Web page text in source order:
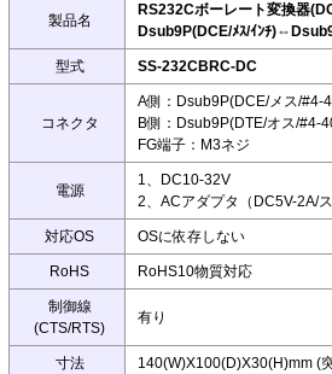
製品名
RS232Cボーレート変換器
Dsub9P(DCE/ﾒｽ/ｲﾝﾁ
型式 SS-232CBRC-DC
コネクタ
A側：Dsub9P(DCE/メス/#4-
B側：Dsub9P(DTE/オス/#4-
FG端子：M3ネジ
電源
1、DC10-32V
2、ACアダプタ（DC5V-2A/
対応OS OSに依存しない
RoHS RoHS10物質対応
制御線
(CTS/RTS)
有り
寸法 140(W)X100(D)X30(H)mm (